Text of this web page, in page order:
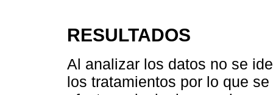
RESULTADOS
Al analizar los datos no se
los tratamientos por lo que